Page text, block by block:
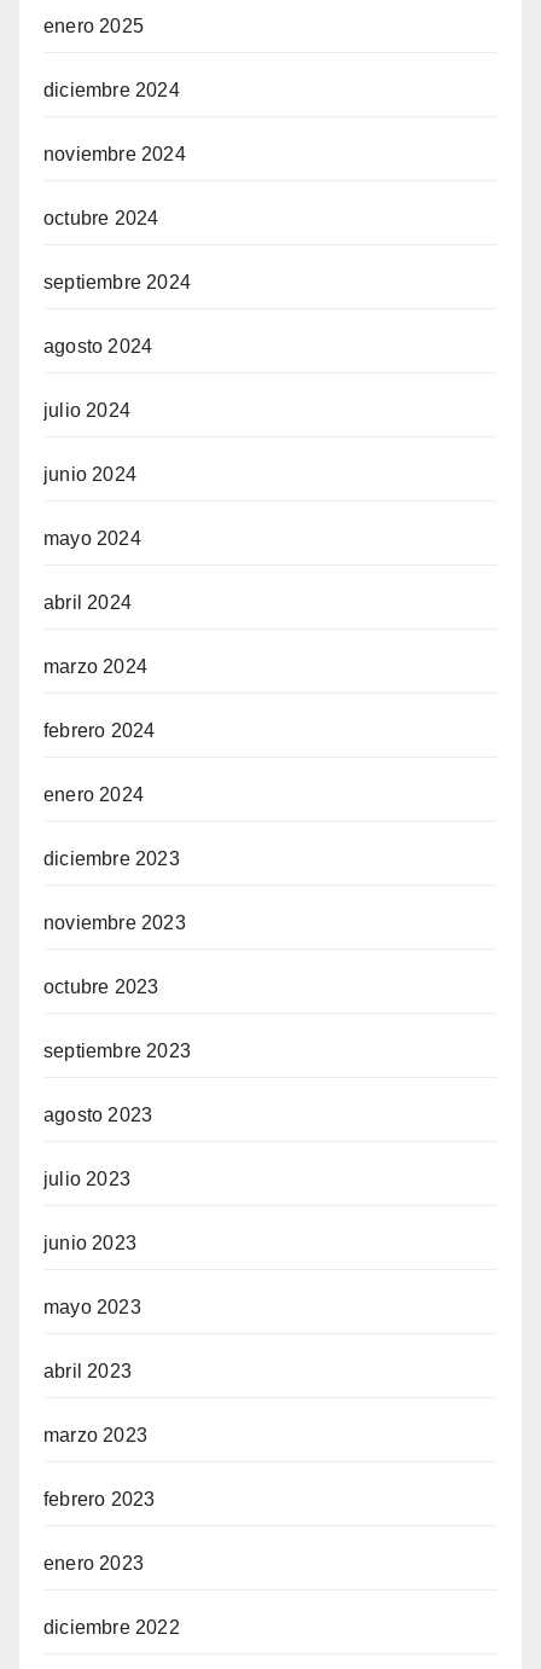
enero 2025
diciembre 2024
noviembre 2024
octubre 2024
septiembre 2024
agosto 2024
julio 2024
junio 2024
mayo 2024
abril 2024
marzo 2024
febrero 2024
enero 2024
diciembre 2023
noviembre 2023
octubre 2023
septiembre 2023
agosto 2023
julio 2023
junio 2023
mayo 2023
abril 2023
marzo 2023
febrero 2023
enero 2023
diciembre 2022